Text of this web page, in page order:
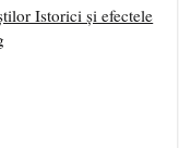
Istorici și efectele